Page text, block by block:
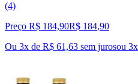
(4)
Preço R$ 184,90R$ 184,90
Ou 3x de R$ 61,63 sem jurosou 3